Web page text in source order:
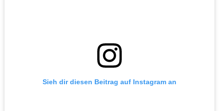
Sieh dir diesen Beitrag auf Instagram an